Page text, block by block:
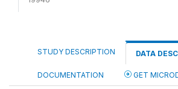
STUDY DESCRIPTION DATA
DOCUMENTATION GET